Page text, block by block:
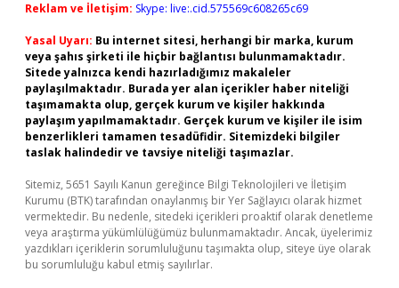
Reklam ve İletişim: Skype: live:.cid.575569c608265c69
Yasal Uyarı: Bu internet sitesi, herhangi bir marka, kurum
veya şahıs şirketi ile hiçbir bağlantısı bulunmamaktadır.
Sitede yalnızca kendi hazırladığımız makaleler
paylaşılmaktadır. Burada yer alan içerikler haber niteliği
taşımamakta olup, gerçek kurum ve kişiler hakkında
paylaşım yapılmamaktadır. Gerçek kurum ve kişiler ile isim
benzerlikleri tamamen tesadüfidir. Sitemizdeki bilgiler
taslak halindedir ve tavsiye niteliği taşımazlar.
Sitemiz, 5651 Sayılı Kanun gereğince Bilgi Teknolojileri ve İletişim
Kurumu (BTK) tarafından onaylanmış bir Yer Sağlayıcı olarak hizmet
vermektedir. Bu nedenle, sitedeki içerikleri proaktif olarak denetleme
veya araştırma yükümlülüğümüz bulunmamaktadır. Ancak, üyelerimiz
yazdıkları içeriklerin sorumluluğunu taşımakta olup, siteye üye olarak
bu sorumluluğu kabul etmiş sayılırlar.